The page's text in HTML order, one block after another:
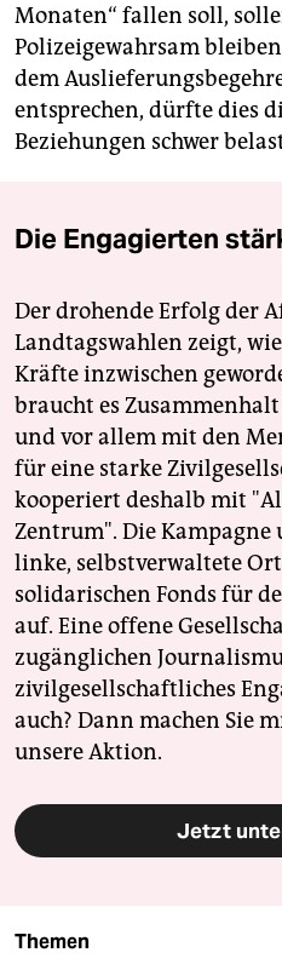
Monaten“ fallen soll,
Polizeigewahrsam
dem
entsprechen, dürfte dies
Beziehungen schwer
Die Engagierten
Der drohende Erfolg der
Landtagswahlen zeigt,
Kräfte inzwischen
braucht es
und vor allem mit den
für eine starke
kooperiert deshalb mit
Zentrum". Die
linke, selbstverwaltete
solidarischen Fonds für
auf. Eine offene
zugänglichen
zivilgesellschaftliches
auch? Dann machen Sie
unsere Aktion.
Jetzt
Themen